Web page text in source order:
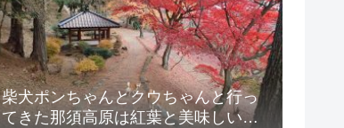
柴犬ポンちゃんとクウちゃんと行っ
てきた那須高原は紅葉と美味しい百